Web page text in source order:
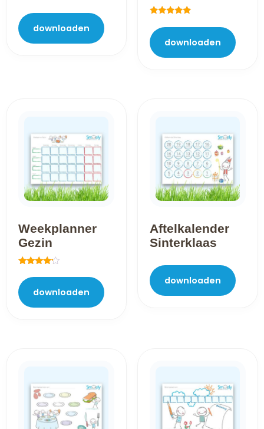
5.00
uit 5 downloaden
5.00
uit 5 downloaden
Weekplanner
Gezin
4.00
uit 5 downloaden
Aftelkalender
Sinterklaas
downloaden